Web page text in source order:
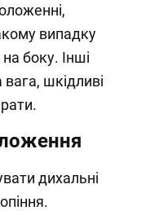
випадку
боку. Інші
шкідливі
дихальні